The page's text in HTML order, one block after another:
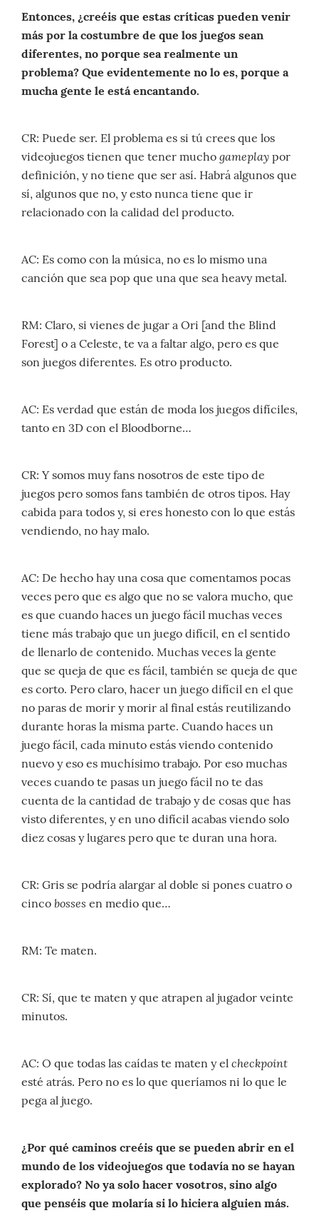
Entonces, ¿creéis que estas críticas pueden venir
más por la costumbre de que los juegos sean
diferentes, no porque sea realmente un
problema? Que evidentemente no lo es, porque a
mucha gente le está encantando.
CR: Puede ser. El problema es si tú crees que los
videojuegos tienen que tener mucho gameplay por
definición, y no tiene que ser así. Habrá algunos que
sí, algunos que no, y esto nunca tiene que ir
relacionado con la calidad del producto.
AC: Es como con la música, no es lo mismo una
canción que sea pop que una que sea heavy metal.
RM: Claro, si vienes de jugar a Ori [and the Blind
Forest] o a Celeste, te va a faltar algo, pero es que
son juegos diferentes. Es otro producto.
AC: Es verdad que están de moda los juegos difíciles,
tanto en 3D con el Bloodborne…
CR: Y somos muy fans nosotros de este tipo de
juegos pero somos fans también de otros tipos. Hay
cabida para todos y, si eres honesto con lo que estás
vendiendo, no hay malo.
AC: De hecho hay una cosa que comentamos pocas
veces pero que es algo que no se valora mucho, que
es que cuando haces un juego fácil muchas veces
tiene más trabajo que un juego difícil, en el sentido
de llenarlo de contenido. Muchas veces la gente
que se queja de que es fácil, también se queja de que
es corto. Pero claro, hacer un juego difícil en el que
no paras de morir y morir al final estás reutilizando
durante horas la misma parte. Cuando haces un
juego fácil, cada minuto estás viendo contenido
nuevo y eso es muchísimo trabajo. Por eso muchas
veces cuando te pasas un juego fácil no te das
cuenta de la cantidad de trabajo y de cosas que has
visto diferentes, y en uno difícil acabas viendo solo
diez cosas y lugares pero que te duran una hora.
CR: Gris se podría alargar al doble si pones cuatro o
cinco bosses en medio que…
RM: Te maten.
CR: Sí, que te maten y que atrapen al jugador veinte
minutos.
AC: O que todas las caídas te maten y el checkpoint
esté atrás. Pero no es lo que queríamos ni lo que le
pega al juego.
¿Por qué caminos creéis que se pueden abrir en el
mundo de los videojuegos que todavía no se hayan
explorado? No ya solo hacer vosotros, sino algo
que penséis que molaría si lo hiciera alguien más.